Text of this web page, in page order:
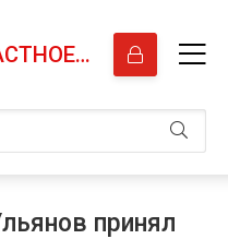
ТВЕРСКОЕ ОБЛАСТНОЕ ОТДЕЛЕНИЕ КПРФ
принял